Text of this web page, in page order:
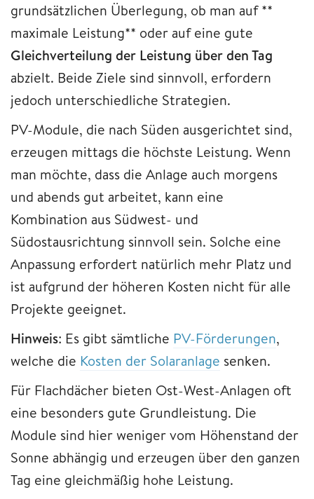
grundsätzlichen Überlegung, ob man auf **
maximale Leistung** oder auf eine gute
Gleichverteilung der Leistung über den Tag
abzielt. Beide Ziele sind sinnvoll, erfordern
jedoch unterschiedliche Strategien.
PV-Module, die nach Süden ausgerichtet sind,
erzeugen mittags die höchste Leistung. Wenn
man möchte, dass die Anlage auch morgens
und abends gut arbeitet, kann eine
Kombination aus Südwest- und
Südostausrichtung sinnvoll sein. Solche eine
Anpassung erfordert natürlich mehr Platz und
ist aufgrund der höheren Kosten nicht für alle
Projekte geeignet.
Hinweis: Es gibt sämtliche PV-Förderungen,
welche die Kosten der Solaranlage senken.
Für Flachdächer bieten Ost-West-Anlagen oft
eine besonders gute Grundleistung. Die
Module sind hier weniger vom Höhenstand der
Sonne abhängig und erzeugen über den ganzen
Tag eine gleichmäßig hohe Leistung.